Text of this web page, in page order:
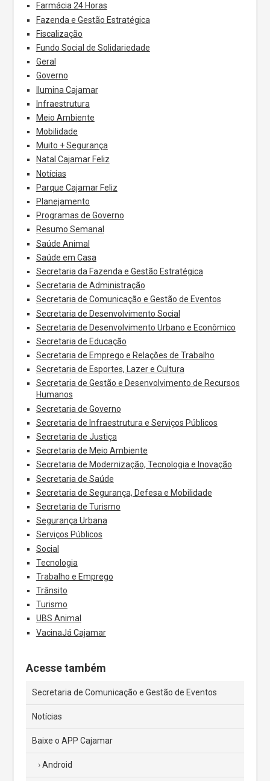
Farmácia 24 Horas
Fazenda e Gestão Estratégica
Fiscalização
Fundo Social de Solidariedade
Geral
Governo
Ilumina Cajamar
Infraestrutura
Meio Ambiente
Mobilidade
Muito + Segurança
Natal Cajamar Feliz
Notícias
Parque Cajamar Feliz
Planejamento
Programas de Governo
Resumo Semanal
Saúde Animal
Saúde em Casa
Secretaria da Fazenda e Gestão Estratégica
Secretaria de Administração
Secretaria de Comunicação e Gestão de Eventos
Secretaria de Desenvolvimento Social
Secretaria de Desenvolvimento Urbano e Econômico
Secretaria de Educação
Secretaria de Emprego e Relações de Trabalho
Secretaria de Esportes, Lazer e Cultura
Secretaria de Gestão e Desenvolvimento de Recursos
Humanos
Secretaria de Governo
Secretaria de Infraestrutura e Serviços Públicos
Secretaria de Justiça
Secretaria de Meio Ambiente
Secretaria de Modernização, Tecnologia e Inovação
Secretaria de Saúde
Secretaria de Segurança, Defesa e Mobilidade
Secretaria de Turismo
Segurança Urbana
Serviços Públicos
Social
Tecnologia
Trabalho e Emprego
Trânsito
Turismo
UBS Animal
VacinaJá Cajamar
Acesse também
Secretaria de Comunicação e Gestão de Eventos
Notícias
Baixe o APP Cajamar
Android